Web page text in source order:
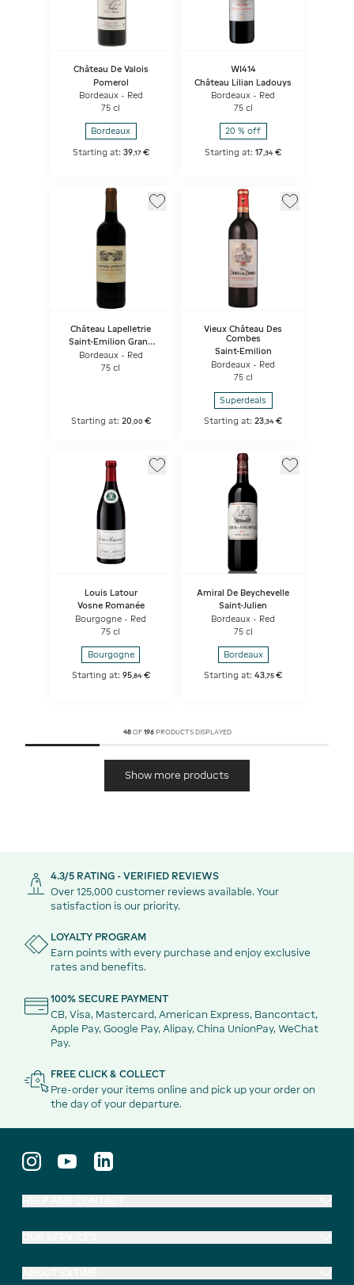
Château De Valois
Pomerol
Bordeaux - Red
75 cl
Bordeaux
Starting at: 39, 17 €
WI414
Château Lilian Ladouys
Bordeaux - Red
75 cl
20 % off
Starting at:17 ,34 €
Château Lapelletrie
Saint-Emilion Grand
Bordeaux - Red
75 cl
Starting at: 20,00 €
Vieux Château Des
Combes
Saint-Emilion
Bordeaux - Red
75 cl
Superdeals
Starting at:23,34 €
Louis Latour
Vosne Romanée
Bourgogne - Red
75 cl
Bourgogne
Starting at: 95,84 €
Amiral De Beychevelle
Saint-Julien
Bordeaux - Red
75 cl
Bordeaux
Starting at:43,75 €
48OF 196PRODUCTS DISPLAYED
Show more products
4.3/5 RATING - VERIFIED REVIEWS
Over 125,000 customer reviews available. Your
satisfaction is our priority.
LOYALTY PROGRAM
Earn points with every purchase and enjoy exclusive
rates and benefits.
100% SECURE PAYMENT
CB, Visa, Mastercard, American Express, Bancontact,
Apple Pay, Google Pay, Alipay, China UnionPay, WeChat
Pay.
FREE CLICK & COLLECT
Pre-order your items online and pick up your order on
the day of your departure.